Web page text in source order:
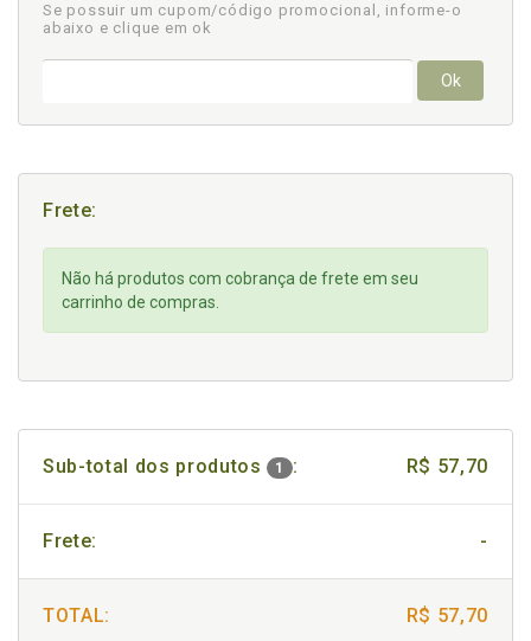
Se possuir um cupom/código promocional, informe-o
abaixo e clique em ok
Ok
Frete:
Não há produtos com cobrança de frete em seu
carrinho de compras.
Sub-total dos produtos 1 : R$ 57,70
Frete: -
TOTAL: R$ 57,70